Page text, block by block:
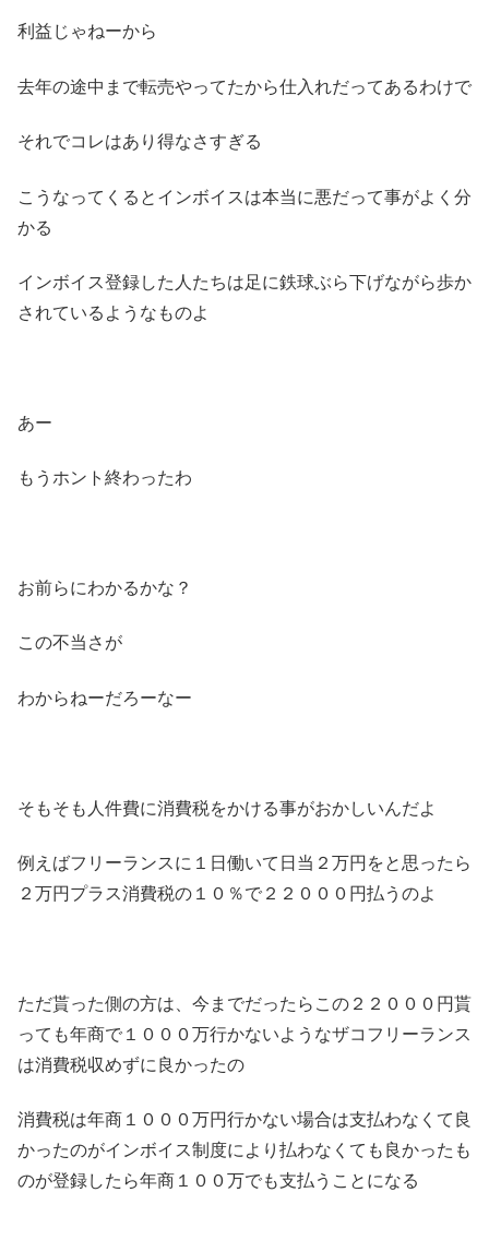
利益じゃねーから
去年の途中まで転売やってたから仕入れだってあるわけで
それでコレはあり得なさすぎる
こうなってくるとインボイスは本当に悪だって事がよく分
かる
インボイス登録した人たちは足に鉄球ぶら下げながら歩か
されているようなものよ
あー
もうホント終わったわ
お前らにわかるかな？
この不当さが
わからねーだろーなー
そもそも人件費に消費税をかける事がおかしいんだよ
例えばフリーランスに１日働いて日当２万円をと思ったら
２万円プラス消費税の１０％で２２０００円払うのよ
ただ貰った側の方は、今までだったらこの２２０００円貰
っても年商で１０００万行かないようなザコフリーランス
は消費税収めずに良かったの
消費税は年商１０００万円行かない場合は支払わなくて良
かったのがインボイス制度により払わなくても良かったも
のが登録したら年商１００万でも支払うことになる